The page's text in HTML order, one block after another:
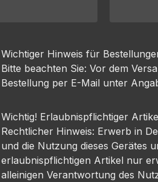
Wichtiger Hinweis für
Bitte beachten Sie: Vor dem
Bestellung per E-Mail unter
Wichtig! Erlaubnispflichtiger
Rechtlicher Hinweis: Erwerb in
und die Nutzung dieses Gerätes
erlaubnispflichtigen Artikel nur
alleinigen Verantwortung des